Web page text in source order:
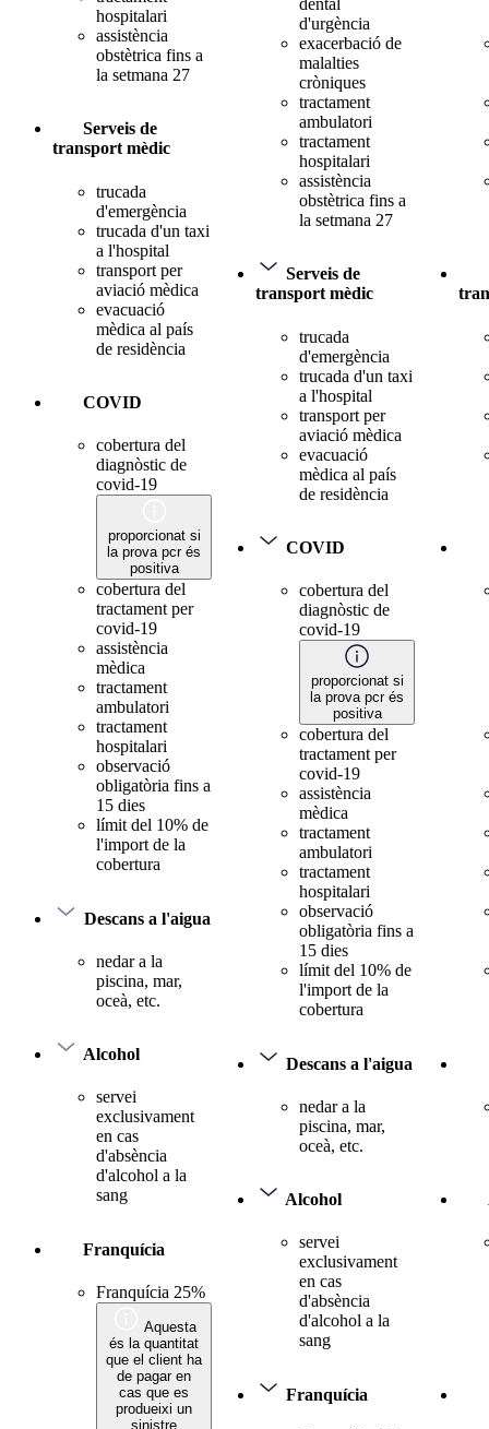
hospitalari
assistència
obstètrica fins a
la setmana 27
Serveis de
transport mèdic
trucada
d'emergència
trucada d'un taxi
a l'hospital
transport per
aviació mèdica
evacuació
mèdica al país
de residència
COVID
cobertura del
diagnòstic de
covid-19
proporcionat si
la prova pcr és
positiva
cobertura del
tractament per
covid-19
assistència
mèdica
tractament
ambulatori
tractament
hospitalari
observació
obligatòria fins a
15 dies
límit del 10% de
l'import de la
cobertura
Descans a l'aigua
nedar a la
piscina, mar,
oceà, etc.
Alcohol
servei
exclusivament
en cas
d'absència
d'alcohol a la
sang
Franquícia
Franquícia 25%
Aquesta
és la quantitat
que el client ha
de pagar en
cas que es
produeixi un
sinistre
dental
d'urgència
exacerbació de
malalties
cròniques
tractament
ambulatori
tractament
hospitalari
assistència
obstètrica fins a
la setmana 27
Serveis de
transport mèdic
trucada
d'emergència
trucada d'un taxi
a l'hospital
transport per
aviació mèdica
evacuació
mèdica al país
de residència
COVID
cobertura del
diagnòstic de
covid-19
proporcionat si
la prova pcr és
positiva
cobertura del
tractament per
covid-19
assistència
mèdica
tractament
ambulatori
tractament
hospitalari
observació
obligatòria fins a
15 dies
límit del 10% de
l'import de la
cobertura
Descans a l'aigua
nedar a la
piscina, mar,
oceà, etc.
Alcohol
servei
exclusivament
en cas
d'absència
d'alcohol a la
sang
Franquícia